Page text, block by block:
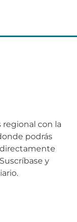
regional con la
podrás
y